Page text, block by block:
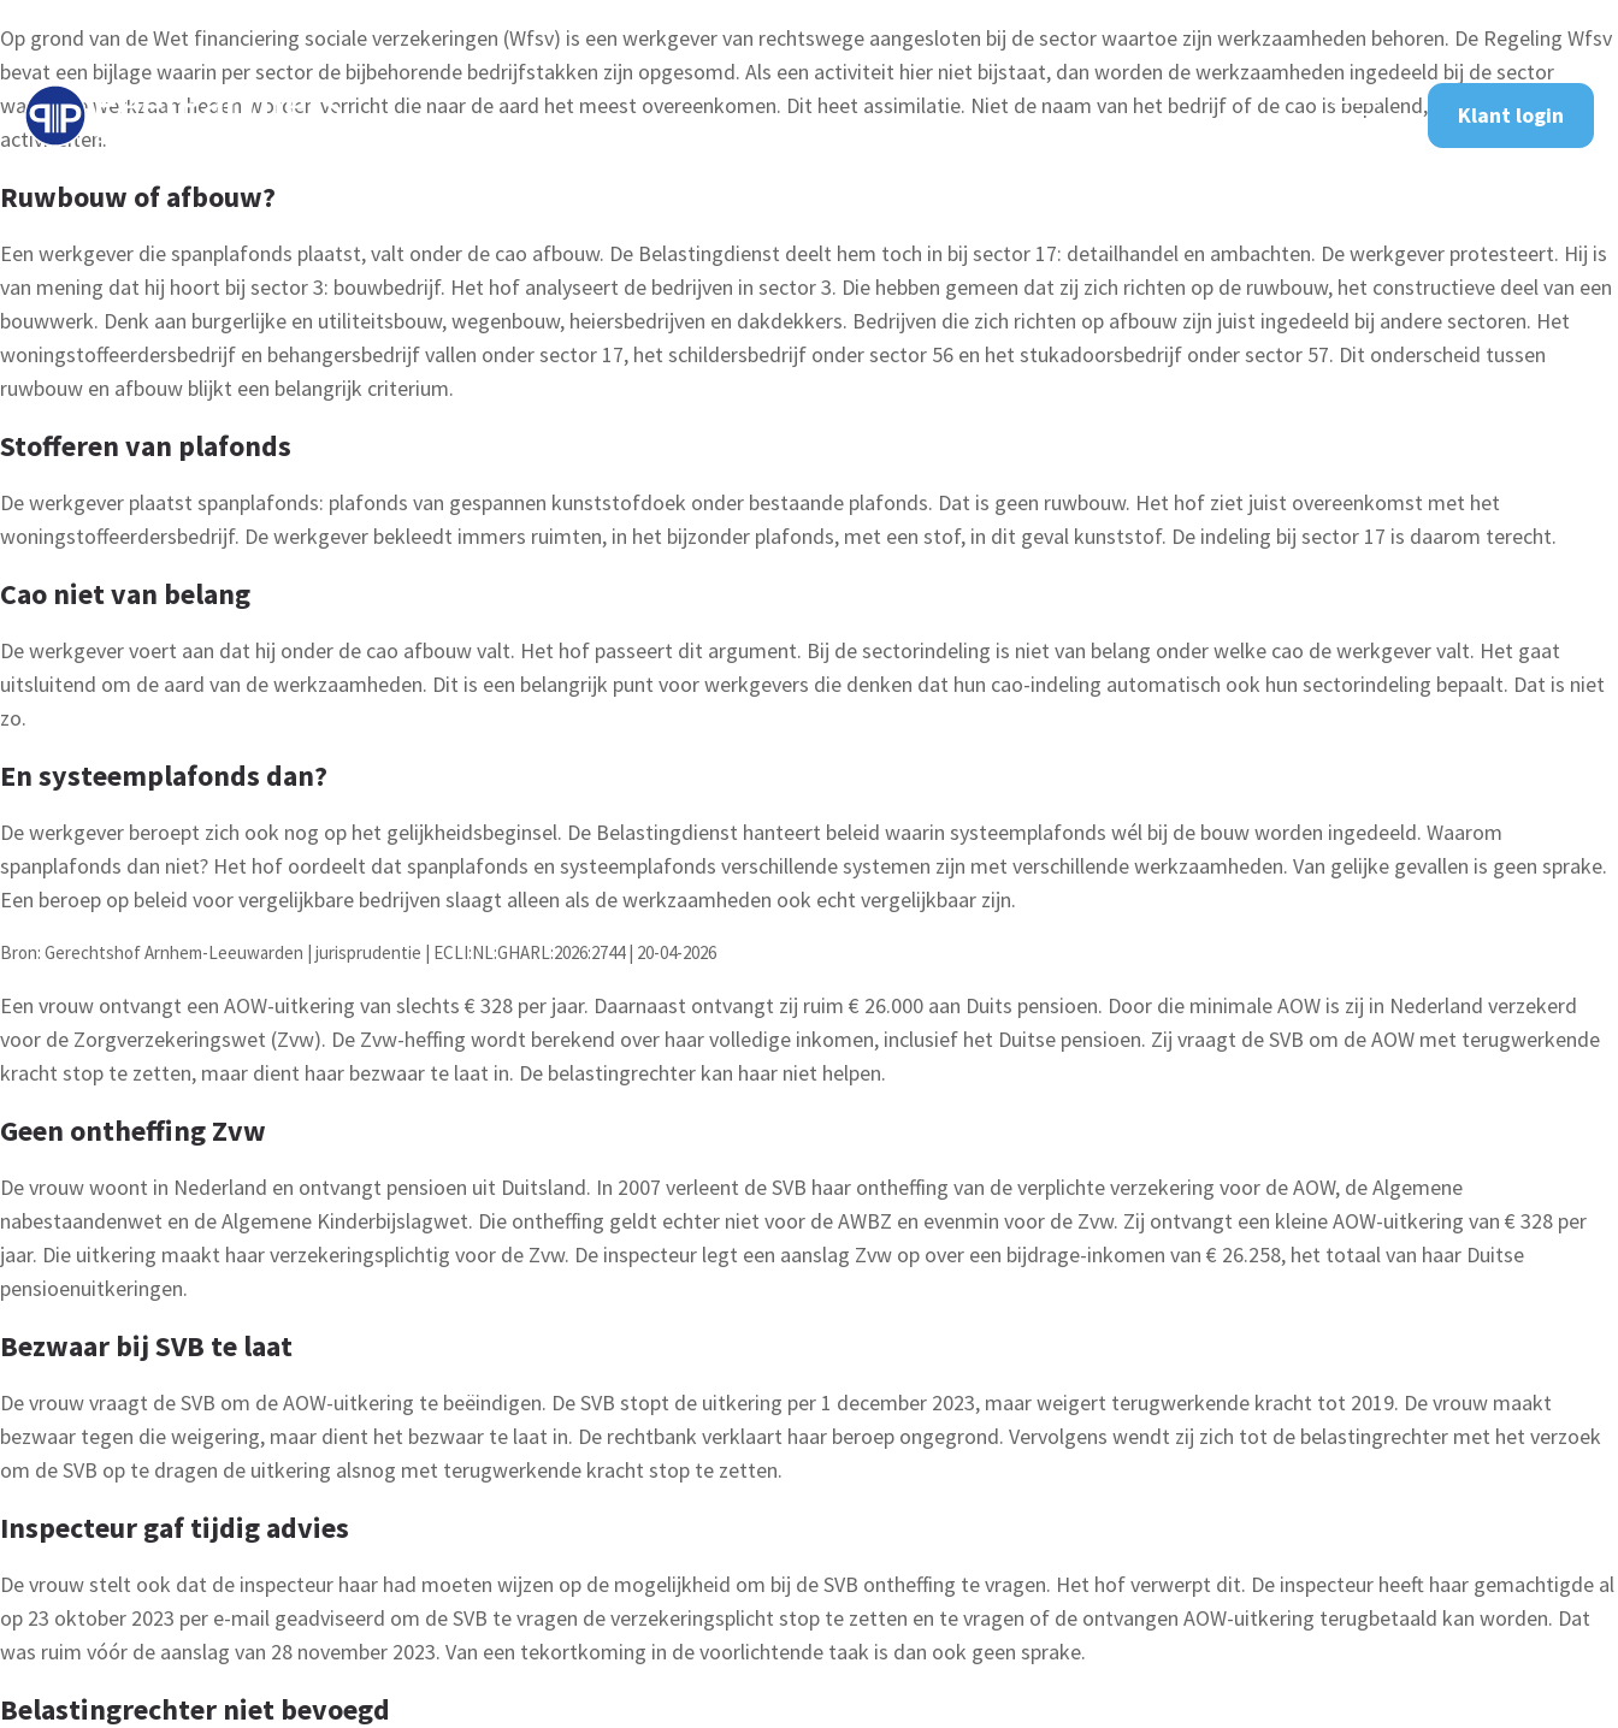
Klant login
Op grond van de Wet financiering sociale verzekeringen (Wfsv) is een werkgever van rechtswege aangesloten bij de sector waartoe zijn werkzaamheden behoren. De Regeling Wfsv
bevat een bijlage waarin per sector de bijbehorende bedrijfstakken zijn opgesomd. Als een activiteit hier niet bijstaat, dan worden de werkzaamheden ingedeeld bij de sector
waarin de werkzaamheden worden verricht die naar de aard het meest overeenkomen. Dit heet assimilatie. Niet de naam van het bedrijf of de cao is bepalend, maar de feitelijke
activiteiten.
Ruwbouw of afbouw?
Een werkgever die spanplafonds plaatst, valt onder de cao afbouw. De Belastingdienst deelt hem toch in bij sector 17: detailhandel en ambachten. De werkgever protesteert. Hij is
van mening dat hij hoort bij sector 3: bouwbedrijf. Het hof analyseert de bedrijven in sector 3. Die hebben gemeen dat zij zich richten op de ruwbouw, het constructieve deel van een
bouwwerk. Denk aan burgerlijke en utiliteitsbouw, wegenbouw, heiersbedrijven en dakdekkers. Bedrijven die zich richten op afbouw zijn juist ingedeeld bij andere sectoren. Het
woningstoffeerdersbedrijf en behangersbedrijf vallen onder sector 17, het schildersbedrijf onder sector 56 en het stukadoorsbedrijf onder sector 57. Dit onderscheid tussen
ruwbouw en afbouw blijkt een belangrijk criterium.
Stofferen van plafonds
De werkgever plaatst spanplafonds: plafonds van gespannen kunststofdoek onder bestaande plafonds. Dat is geen ruwbouw. Het hof ziet juist overeenkomst met het
woningstoffeerdersbedrijf. De werkgever bekleedt immers ruimten, in het bijzonder plafonds, met een stof, in dit geval kunststof. De indeling bij sector 17 is daarom terecht.
Cao niet van belang
De werkgever voert aan dat hij onder de cao afbouw valt. Het hof passeert dit argument. Bij de sectorindeling is niet van belang onder welke cao de werkgever valt. Het gaat
uitsluitend om de aard van de werkzaamheden. Dit is een belangrijk punt voor werkgevers die denken dat hun cao-indeling automatisch ook hun sectorindeling bepaalt. Dat is niet
zo.
En systeemplafonds dan?
De werkgever beroept zich ook nog op het gelijkheidsbeginsel. De Belastingdienst hanteert beleid waarin systeemplafonds wél bij de bouw worden ingedeeld. Waarom
spanplafonds dan niet? Het hof oordeelt dat spanplafonds en systeemplafonds verschillende systemen zijn met verschillende werkzaamheden. Van gelijke gevallen is geen sprake.
Een beroep op beleid voor vergelijkbare bedrijven slaagt alleen als de werkzaamheden ook echt vergelijkbaar zijn.
Bron: Gerechtshof Arnhem-Leeuwarden | jurisprudentie | ECLI:NL:GHARL:2026:2744 | 20-04-2026
Een vrouw ontvangt een AOW-uitkering van slechts € 328 per jaar. Daarnaast ontvangt zij ruim € 26.000 aan Duits pensioen. Door die minimale AOW is zij in Nederland verzekerd
voor de Zorgverzekeringswet (Zvw). De Zvw-heffing wordt berekend over haar volledige inkomen, inclusief het Duitse pensioen. Zij vraagt de SVB om de AOW met terugwerkende
kracht stop te zetten, maar dient haar bezwaar te laat in. De belastingrechter kan haar niet helpen.
Geen ontheffing Zvw
De vrouw woont in Nederland en ontvangt pensioen uit Duitsland. In 2007 verleent de SVB haar ontheffing van de verplichte verzekering voor de AOW, de Algemene
nabestaandenwet en de Algemene Kinderbijslagwet. Die ontheffing geldt echter niet voor de AWBZ en evenmin voor de Zvw. Zij ontvangt een kleine AOW-uitkering van € 328 per
jaar. Die uitkering maakt haar verzekeringsplichtig voor de Zvw. De inspecteur legt een aanslag Zvw op over een bijdrage-inkomen van € 26.258, het totaal van haar Duitse
pensioenuitkeringen.
Bezwaar bij SVB te laat
De vrouw vraagt de SVB om de AOW-uitkering te beëindigen. De SVB stopt de uitkering per 1 december 2023, maar weigert terugwerkende kracht tot 2019. De vrouw maakt
bezwaar tegen die weigering, maar dient het bezwaar te laat in. De rechtbank verklaart haar beroep ongegrond. Vervolgens wendt zij zich tot de belastingrechter met het verzoek
om de SVB op te dragen de uitkering alsnog met terugwerkende kracht stop te zetten.
Inspecteur gaf tijdig advies
De vrouw stelt ook dat de inspecteur haar had moeten wijzen op de mogelijkheid om bij de SVB ontheffing te vragen. Het hof verwerpt dit. De inspecteur heeft haar gemachtigde al
op 23 oktober 2023 per e-mail geadviseerd om de SVB te vragen de verzekeringsplicht stop te zetten en te vragen of de ontvangen AOW-uitkering terugbetaald kan worden. Dat
was ruim vóór de aanslag van 28 november 2023. Van een tekortkoming in de voorlichtende taak is dan ook geen sprake.
Belastingrechter niet bevoegd